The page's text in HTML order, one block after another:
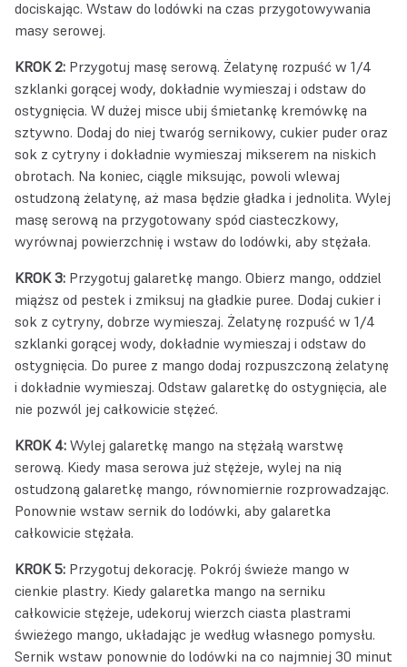
dociskając. Wstaw do lodówki na czas przygotowywania
masy serowej.
KROK 2: Przygotuj masę serową. Żelatynę rozpuść w 1/4
szklanki gorącej wody, dokładnie wymieszaj i odstaw do
ostygnięcia. W dużej misce ubij śmietankę kremówkę na
sztywno. Dodaj do niej twaróg sernikowy, cukier puder oraz
sok z cytryny i dokładnie wymieszaj mikserem na niskich
obrotach. Na koniec, ciągle miksując, powoli wlewaj
ostudzoną żelatynę, aż masa będzie gładka i jednolita. Wylej
masę serową na przygotowany spód ciasteczkowy,
wyrównaj powierzchnię i wstaw do lodówki, aby stężała.
KROK 3: Przygotuj galaretkę mango. Obierz mango, oddziel
miąższ od pestek i zmiksuj na gładkie puree. Dodaj cukier i
sok z cytryny, dobrze wymieszaj. Żelatynę rozpuść w 1/4
szklanki gorącej wody, dokładnie wymieszaj i odstaw do
ostygnięcia. Do puree z mango dodaj rozpuszczoną żelatynę
i dokładnie wymieszaj. Odstaw galaretkę do ostygnięcia, ale
nie pozwól jej całkowicie stężeć.
KROK 4: Wylej galaretkę mango na stężałą warstwę
serową. Kiedy masa serowa już stężeje, wylej na nią
ostudzoną galaretkę mango, równomiernie rozprowadzając.
Ponownie wstaw sernik do lodówki, aby galaretka
całkowicie stężała.
KROK 5: Przygotuj dekorację. Pokrój świeże mango w
cienkie plastry. Kiedy galaretka mango na serniku
całkowicie stężeje, udekoruj wierzch ciasta plastrami
świeżego mango, układając je według własnego pomysłu.
Sernik wstaw ponownie do lodówki na co najmniej 30 minut